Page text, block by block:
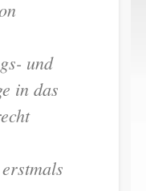
und
in das